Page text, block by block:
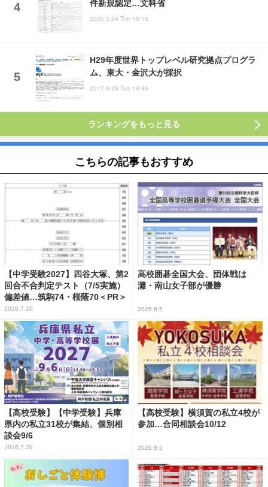
件新規認定…文科省
2026.3.24 Tue 19:15
H29年度世界トップレベル研究拠点プログラ
ム、東大・金沢大が採択
2017.9.26 Tue 19:46
ランキングをもっと見る
こちらの記事もおすすめ
【中学受験2027】四谷大塚、第2
回合不合判定テスト（7/5実施）
偏差値…筑駒74・桜蔭70＜PR＞
2026.7.10
高校囲碁全国大会、団体戦は
灘・南山女子部が優勝
2026.8.5
【高校受験】【中学受験】兵庫
県内の私立31校が集結、個別相
談会9/6
2026.7.28
【高校受験】横須賀の私立4校が
参加…合同相談会10/12
2026.8.5